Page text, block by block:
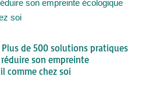
Plus de 500 solutions pratiques
son empreinte
comme chez soi